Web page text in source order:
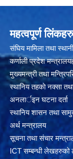
महत्वपूर्ण लिंकहरु
संघिय मामिला तथा
कर्णाली प्रदेश
मुख्यमन्त्री तथा
स्थानिय तहकाे नक्सा
अनलार्इन घटना दर्ता
स्थानिय शासन तथा
अर्थ मन्त्रालय
सूचना तथा संचार
ICT सम्बन्धी लेखहरुको